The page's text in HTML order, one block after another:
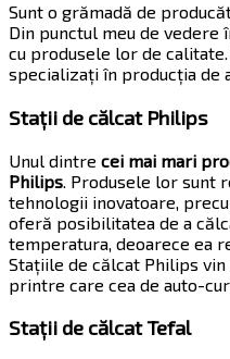
Sunt o grămadă de
Din punctul meu de
cu produsele lor de
specializați în producția de
Stații de călcat Philips
Unul dintre cei mai mari
Philips . Produsele lor sunt
tehnologii inovatoare,
oferă posibilitatea de a
temperatura, deoarece ea
Stațiile de călcat Philips vin
printre care cea de auto-
Stații de călcat Tefal